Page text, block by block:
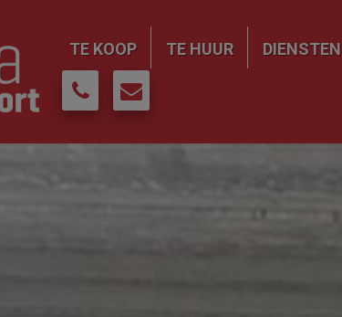
TE KOOP TE HUUR DIENSTEN